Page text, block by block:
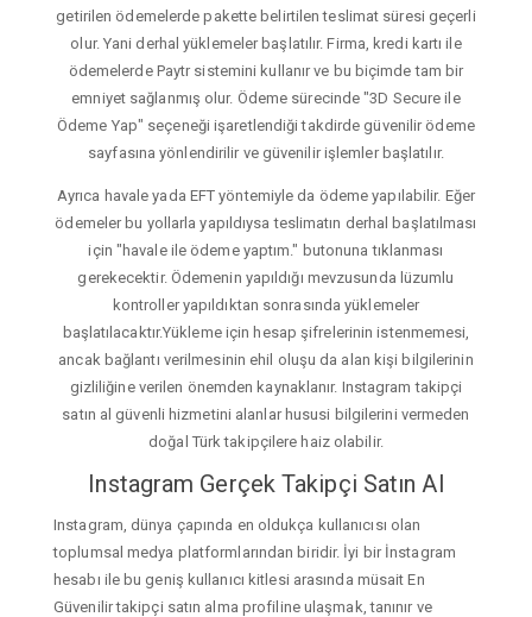
getirilen ödemelerde pakette belirtilen teslimat süresi geçerli
olur. Yani derhal yüklemeler başlatılır. Firma, kredi kartı ile
ödemelerde Paytr sistemini kullanır ve bu biçimde tam bir
emniyet sağlanmış olur. Ödeme sürecinde "3D Secure ile
Ödeme Yap" seçeneği işaretlendiği takdirde güvenilir ödeme
sayfasına yönlendirilir ve güvenilir işlemler başlatılır.
Ayrıca havale yada EFT yöntemiyle da ödeme yapılabilir. Eğer
ödemeler bu yollarla yapıldıysa teslimatın derhal başlatılması
için "havale ile ödeme yaptım." butonuna tıklanması
gerekecektir. Ödemenin yapıldığı mevzusunda lüzumlu
kontroller yapıldıktan sonrasında yüklemeler
başlatılacaktır.Yükleme için hesap şifrelerinin istenmemesi,
ancak bağlantı verilmesinin ehil oluşu da alan kişi bilgilerinin
gizliliğine verilen önemden kaynaklanır. Instagram takipçi
satın al güvenli hizmetini alanlar hususi bilgilerini vermeden
doğal Türk takipçilere haiz olabilir.
Instagram Gerçek Takipçi Satın Al
Instagram, dünya çapında en oldukça kullanıcısı olan
toplumsal medya platformlarından biridir. İyi bir İnstagram
hesabı ile bu geniş kullanıcı kitlesi arasında müsait En
Güvenilir takipçi satın alma profiline ulaşmak, tanınır ve